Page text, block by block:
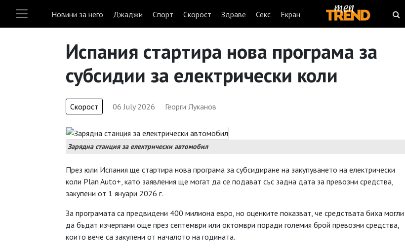
Новини за него Джаджи Спорт Скорост Здраве Секс Екран
Испания стартира нова програма за
субсидии за електрически коли
Скорост 06 July 2026 Георги Луканов
Зарядна станция за електрически автомобил
През юли Испания ще стартира нова програма за субсидиране на закупуването на електрически
коли Plan Auto+, като заявления ще могат да се подават със задна дата за превозни средства,
закупени от 1 януари 2026 г.
За програмата са предвидени 400 милиона евро, но оценките показват, че средствата биха могли
да бъдат изчерпани още през септември или октомври поради големия брой превозни средства,
които вече са закупени от началото на годината.